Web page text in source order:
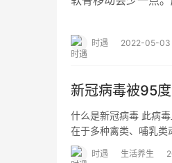
时遇 2022-05-03
新冠病毒被95
什么是新冠病毒 此病
在于多种禽类、哺乳
时遇 生活养生